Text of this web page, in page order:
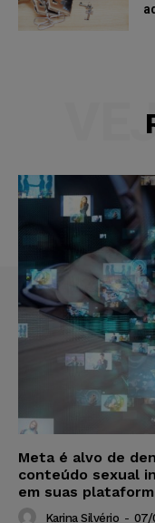
Meta é alvo de
conteúdo sexual
em suas
Karina Silvério - 07/